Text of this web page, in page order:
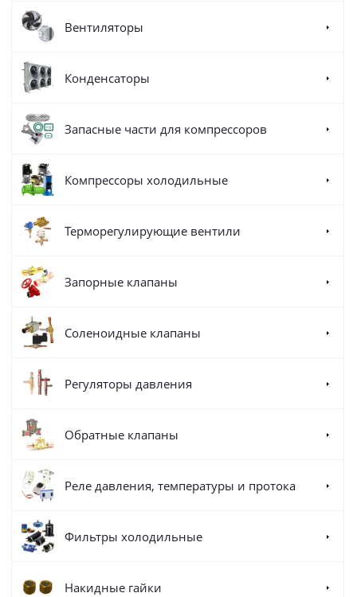
Вентиляторы
Конденсаторы
Запасные части для компрессоров
Компрессоры холодильные
Терморегулирующие вентили
Запорные клапаны
Соленоидные клапаны
Регуляторы давления
Обратные клапаны
Реле давления, температуры и протока
Фильтры холодильные
Накидные гайки